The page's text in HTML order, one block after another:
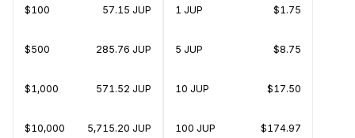
$100 57.15 JUP
$500 285.76 JUP
$1,000 571.52 JUP
$10,000 5,715.20 JUP
1 JUP $1.75
5 JUP $8.75
10 JUP $17.50
100 JUP $174.97